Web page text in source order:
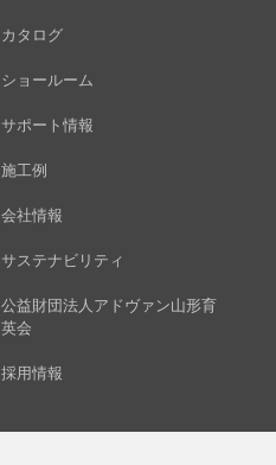
カタログ
ショールーム
サポート情報
施工例
会社情報
サステナビリティ
公益財団法人アドヴァン山形育
英会
採用情報